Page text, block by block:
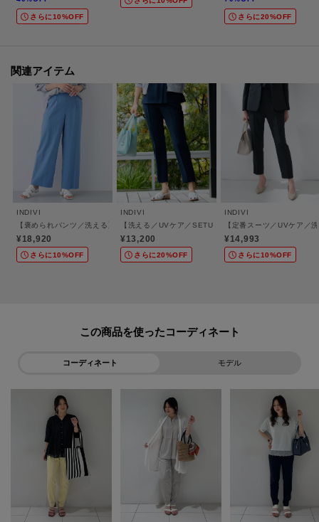
クリックして簡単に追加できます！
＜おすすめPOINT＞
お得な情報をGETできます！！
POINT．1
再入荷通知や、値下げ情報・在庫状況をメルマガにてお知らせ♪
POINT．2
自分だけのお買い物リストがつくれる♪
-・-・-・-・-・-・-・-・-・-・-・-・-・-・-・-・-・-・-・-・-・-
が異なる場合もございます。
モデル情報：身長167cm B78 W61 H87 着用サイズ：38(M)
さらに10%OFF さらに20%OFF
関連アイテム
INDIVI
【褒められパンツ／洗える】ウエストゴムワイドタックパンツ
¥18,920
さらに10%OFF
INDIVI
【洗える／UVケア／SETUP可】着る日傘テーパードパ
¥13,200
さらに20%OFF
INDIVI
【定番スーツ／UVケア／
¥14,993
さらに10%OFF
この商品を使った
コーディネート モデル